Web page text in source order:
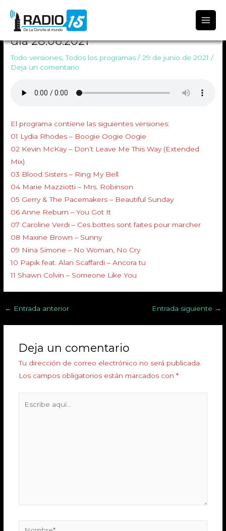
TODO VERSIONES 1364 Emitido el
día 28.06.2021
Todo versiones ,Todos los programas /29 de junio de 2021/
Deja un comentario
El programa contiene las siguientes versiones:
01 Lydia Rhodes – Boogie Oogie Oogie
02 Kevin McKay – Don’t Leave Me This Way (Extended
Mix)
03 Blood Sisters – Ring My Bell
04 Marie Mazziotti – Mrs. Robinson
05 Gerry & The Pacemakers – Beautiful Sunday
06 Anne Reburn – You Got It
07 Caroline Verdi – Ces bottes sont faites pour marcher
08 Maxine Brown – Sunny
09 Nina Simone – No Woman, No Cry
10 Papik feat. Alan Scaffardi – Ancora tu
11 Shawn Colvin – Someone Like You
← Entrada anterior Entrada siguiente →
Deja un comentario
Tu dirección de correo electrónico no será publicada.
Los campos obligatorios están marcados con *